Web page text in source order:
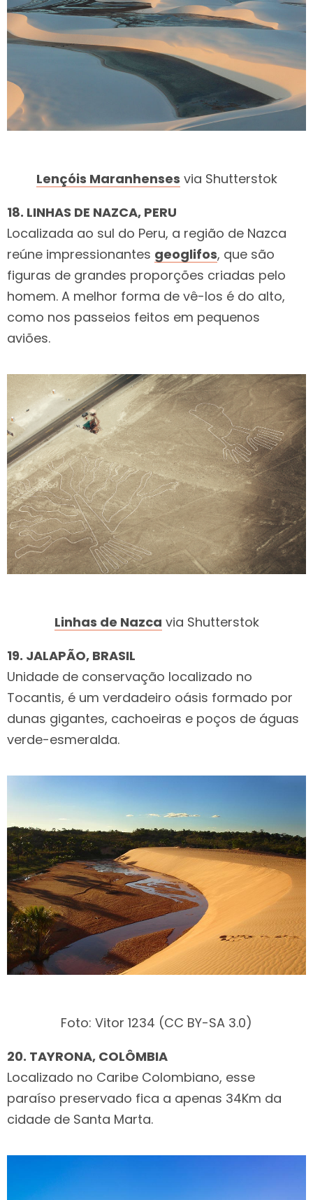
Lençóis Maranhenses via Shutterstok
18. LINHAS DE NAZCA, PERU
Localizada ao sul do Peru, a região de Nazca
reúne impressionantes geoglifos, que são
figuras de grandes proporções criadas pelo
homem. A melhor forma de vê-los é do alto,
como nos passeios feitos em pequenos
aviões.
Linhas de Nazca via Shutterstok
19. JALAPÃO, BRASIL
Unidade de conservação localizado no
Tocantis, é um verdadeiro oásis formado por
dunas gigantes, cachoeiras e poços de águas
verde-esmeralda.
Foto: Vitor 1234 (CC BY-SA 3.0)
20. TAYRONA, COLÔMBIA
Localizado no Caribe Colombiano, esse
paraíso preservado fica a apenas 34Km da
cidade de Santa Marta.